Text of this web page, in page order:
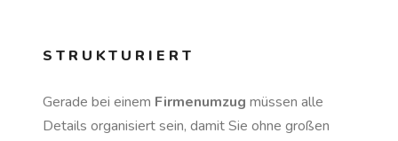
STRUKTURIERT
Gerade bei einem Firmenumzug müssen alle
Details organisiert sein, damit Sie ohne großen